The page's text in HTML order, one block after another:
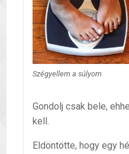
Szégyellem a súlyom
Gondolj csak bele,
kell.
Eldöntötte, hogy egy